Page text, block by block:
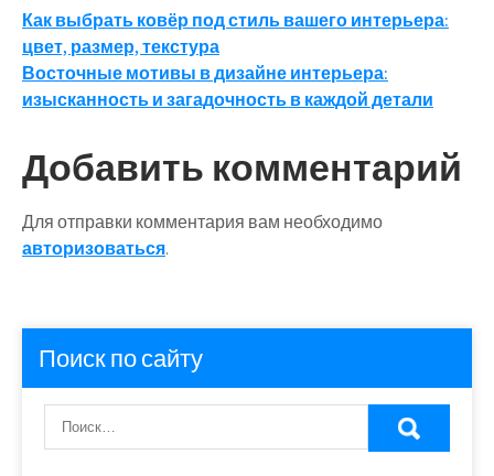
Навигация
по
записям
Как выбрать ковёр под стиль вашего интерьера:
цвет, размер, текстура
Восточные мотивы в дизайне интерьера:
изысканность и загадочность в каждой детали
Добавить комментарий
Для отправки комментария вам необходимо
авторизоваться.
Поиск по сайту